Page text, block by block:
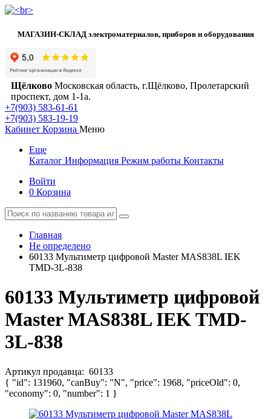
МАГАЗИН-СКЛАД электроматериалов, приборов и оборудования
Щёлково Московская область, г.Щёлково, Пролетарский
проспект, дом 1‑1а.
+7(903) 583-61-61
+7(903) 583-19-19
Кабинет Корзина Меню
Еще
Каталог Информация Режим работы Контакты
Войти
0 Корзина
Главная
Не определено
60133 Мультиметр цифровой Master MAS838L IEK
TMD-3L-838
60133 Мультиметр цифровой
Master MAS838L IEK TMD-
3L-838
Артикул продавца: 60133
{ "id": 131960, "canBuy": "N", "price": 1968, "priceOld": 0,
"economy": 0, "number": 1 }